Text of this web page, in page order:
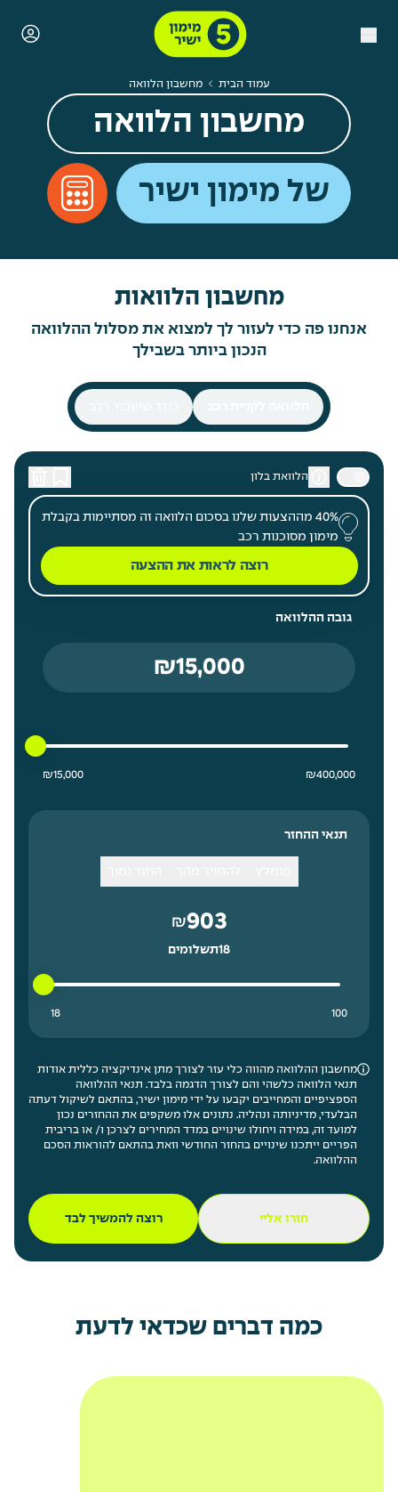
עמוד הבית מחשבון הלוואה
מחשבון הלוואה
של מימון ישיר
מחשבון הלוואות
אנחנו פה כדי לעזור לך למצוא את מסלול ההלוואה
הנכון ביותר בשבילך
הלוואת בלון
40% מההצעות שלנו בסכום הלוואה זה מסתיימות בקבלת
מימון מסוכנות רכב
רוצה לראות את ההצעה
גובה ההלוואה
15000 ₪ מחיר נמוך ביותר₪15,000 400000 ₪ מחיר גבוה ביותר ₪400,000
תנאי ההחזר
903
₪
18תשלומים
18 תשלומים נמוך ביותר18100 תשלומים גבוה ביותר 100
מחשבון ההלוואה מהווה כלי עזר לצורך מתן אינדיקציה כללית אודות
תנאי הלוואה כלשהי והם לצורך הדגמה בלבד. תנאי ההלוואה
הספציפיים והמחייבים יקבעו על ידי מימון ישיר, בהתאם לשיקול דעתה
הבלעדי, מדיניותה ונהליה. נתונים אלו משקפים את ההחזרים נכון
למועד זה, במידה ויחולו שינויים במדד המחירים לצרכן ו/ או בריבית
הפריים ייתכנו שינויים בהחזר החודשי וזאת בהתאם להוראות הסכם
ההלוואה.
חזרו אליי רוצה להמשיך לבד
כמה דברים שכדאי לדעת